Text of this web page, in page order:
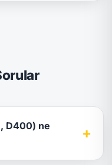
D400) ne
+